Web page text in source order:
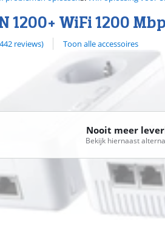
1200+ WiFi 1200
gebaseerd op 442 reviews.
reviews) Toon alle accessoires
Nooit meer
Bekijk hiernaast